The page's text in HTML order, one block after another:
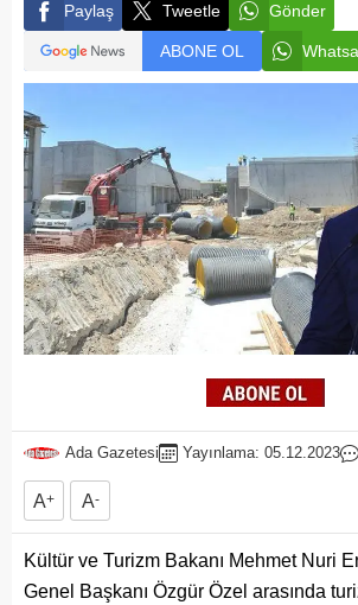
Paylaş Tweetle Gönder
ABONE OL
Ada Gazetesi Yayınlama: 05.12.2023
A+ A-
Kültür ve Turizm Bakanı Mehmet Nuri
Genel Başkanı Özgür Özel arasında